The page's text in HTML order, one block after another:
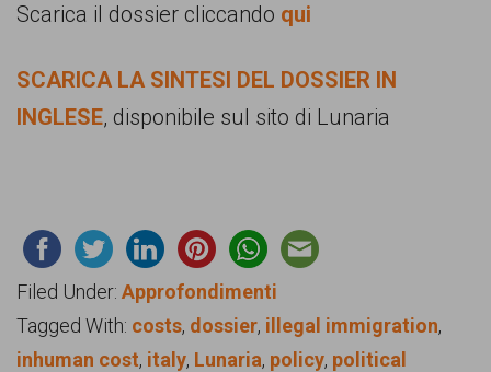
Scarica il dossier cliccando qui
SCARICA LA SINTESI DEL DOSSIER IN
INGLESE, disponibile sul sito di Lunaria
Filed Under: Approfondimenti
Tagged With: costs, dossier, illegal immigration,
inhuman cost, italy, Lunaria, policy, political